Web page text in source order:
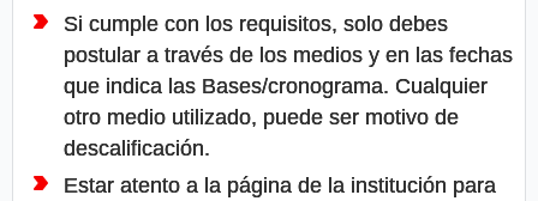
Si cumple con los requisitos, solo debes
postular a través de los medios y en las fechas
que indica las Bases/cronograma. Cualquier
otro medio utilizado, puede ser motivo de
descalificación.
Estar atento a la página de la institución para